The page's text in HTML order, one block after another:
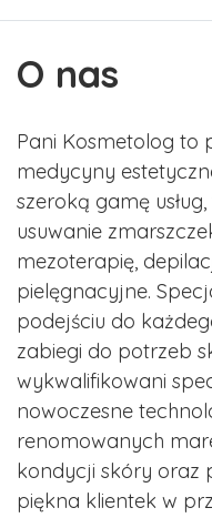
O nas
Pani Kosmetolog to
medycyny
szeroką gamę
usuwanie
mezoterapię,
pielęgnacyjne.
podejściu do
zabiegi do potrzeb
wykwalifikowani
nowoczesne
renomowanych
kondycji skóry oraz
piękna klientek w